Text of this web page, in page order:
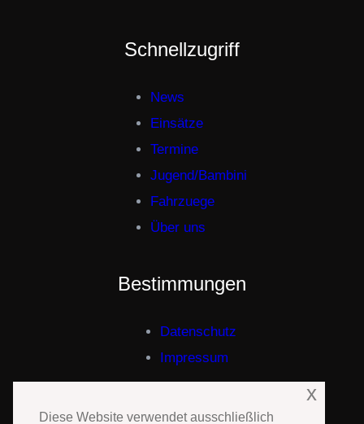
Schnellzugriff
News
Einsätze
Termine
Jugend/Bambini
Fahrzuege
Über uns
Bestimmungen
Datenschutz
Impressum
Diese Website verwendet ausschließlich
x